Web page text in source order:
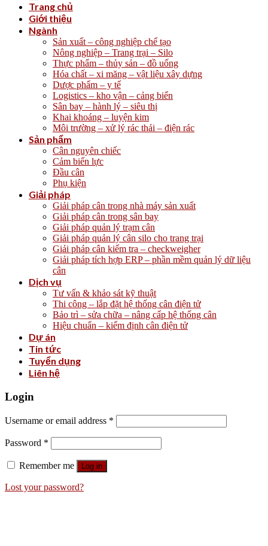
Trang chủ
Giới thiệu
Ngành
Sản xuất – công nghiệp chế tạo
Nông nghiệp – Trang trại – Silo
Thực phẩm – thủy sản – đồ uống
Hóa chất – xi măng – vật liệu xây dựng
Dược phẩm – y tế
Logistics – kho vận – cảng biển
Sân bay – hành lý – siêu thị
Khai khoáng – luyện kim
Môi trường – xử lý rác thải – điện rác
Sản phẩm
Cân nguyên chiếc
Cảm biến lực
Đầu cân
Phụ kiện
Giải pháp
Giải pháp cân trong nhà máy sản xuất
Giải pháp cân trong sân bay
Giải pháp quản lý trạm cân
Giải pháp quản lý cân silo cho trang trại
Giải pháp cân kiểm tra – checkweigher
Giải pháp tích hợp ERP – phần mềm quản lý dữ liệu
cân
Dịch vụ
Tư vấn & khảo sát kỹ thuật
Thi công – lắp đặt hệ thống cân điện tử
Bảo trì – sửa chữa – nâng cấp hệ thống cân
Hiệu chuẩn – kiểm định cân điện tử
Dự án
Tin tức
Tuyển dụng
Liên hệ
Login
Username or email address *
Password *
Remember me Log in
Lost your password?